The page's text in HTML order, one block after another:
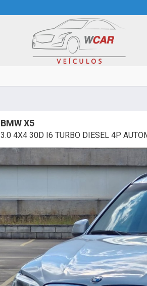
BMW X5
3.0 4X4 30D I6 TURBO DIESEL 4P